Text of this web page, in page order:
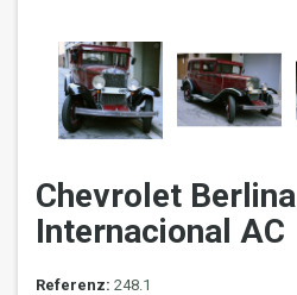
Chevrolet Berlina
Internacional AC
Referenz: 248.1